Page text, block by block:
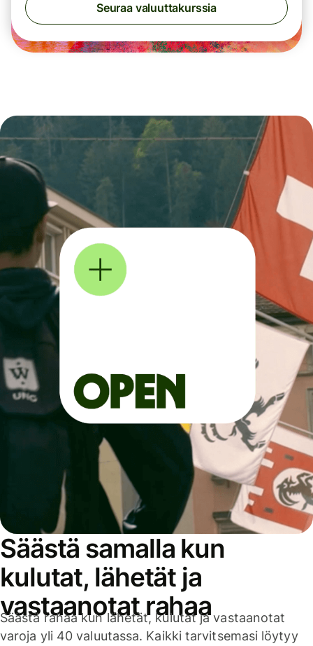
Seuraa valuuttakurssia
Säästä samalla kun
kulutat, lähetät ja
vastaanotat rahaa
Säästä rahaa kun lähetät, kulutat ja vastaanotat
varoja yli 40 valuutassa. Kaikki tarvitsemasi löytyy